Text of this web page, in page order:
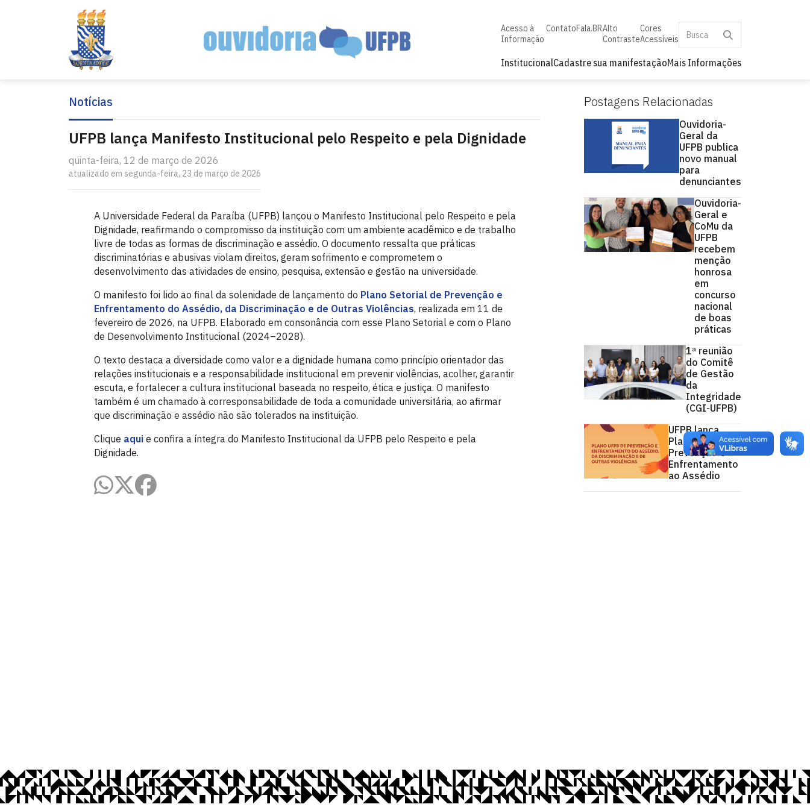
Acesso à
Informação
ContatoFala.BRAlto
Contraste
Cores
Acessíveis
InstitucionalCadastre sua manifestaçãoMais Informações
Postagens Relacionadas
Ouvidoria-
Geral da
UFPB publica
novo manual
para
denunciantes
Ouvidoria-
Geral e
CoMu da
UFPB
recebem
menção
honrosa
em
concurso
nacional
de boas
práticas
1ª reunião
do Comitê
de Gestão
da
Integridade
(CGI-UFPB)
UFPB lança
Plano de
Prevenção e
Enfrentamento
ao Assédio
Notícias
UFPB lança Manifesto Institucional pelo Respeito e pela Dignidade
quinta-feira, 12 de março de 2026
atualizado em segunda-feira, 23 de março de 2026
A Universidade Federal da Paraíba (UFPB) lançou o Manifesto Institucional pelo Respeito e pela
Dignidade, reafirmando o compromisso da instituição com um ambiente acadêmico e de trabalho
livre de todas as formas de discriminação e assédio. O documento ressalta que práticas
discriminatórias e abusivas violam direitos, geram sofrimento e comprometem o
desenvolvimento das atividades de ensino, pesquisa, extensão e gestão na universidade.
O manifesto foi lido ao final da solenidade de lançamento do Plano Setorial de Prevenção e
Enfrentamento do Assédio, da Discriminação e de Outras Violências, realizada em 11 de
fevereiro de 2026, na UFPB. Elaborado em consonância com esse Plano Setorial e com o Plano
de Desenvolvimento Institucional (2024–2028).
O texto destaca a diversidade como valor e a dignidade humana como princípio orientador das
relações institucionais e a responsabilidade institucional em prevenir violências, acolher, garantir
escuta, e fortalecer a cultura institucional baseada no respeito, ética e justiça. O manifesto
também é um chamado à corresponsabilidade de toda a comunidade universitária, ao afirmar
que discriminação e assédio não são tolerados na instituição.
Clique aqui e confira a íntegra do Manifesto Institucional da UFPB pelo Respeito e pela
Dignidade.